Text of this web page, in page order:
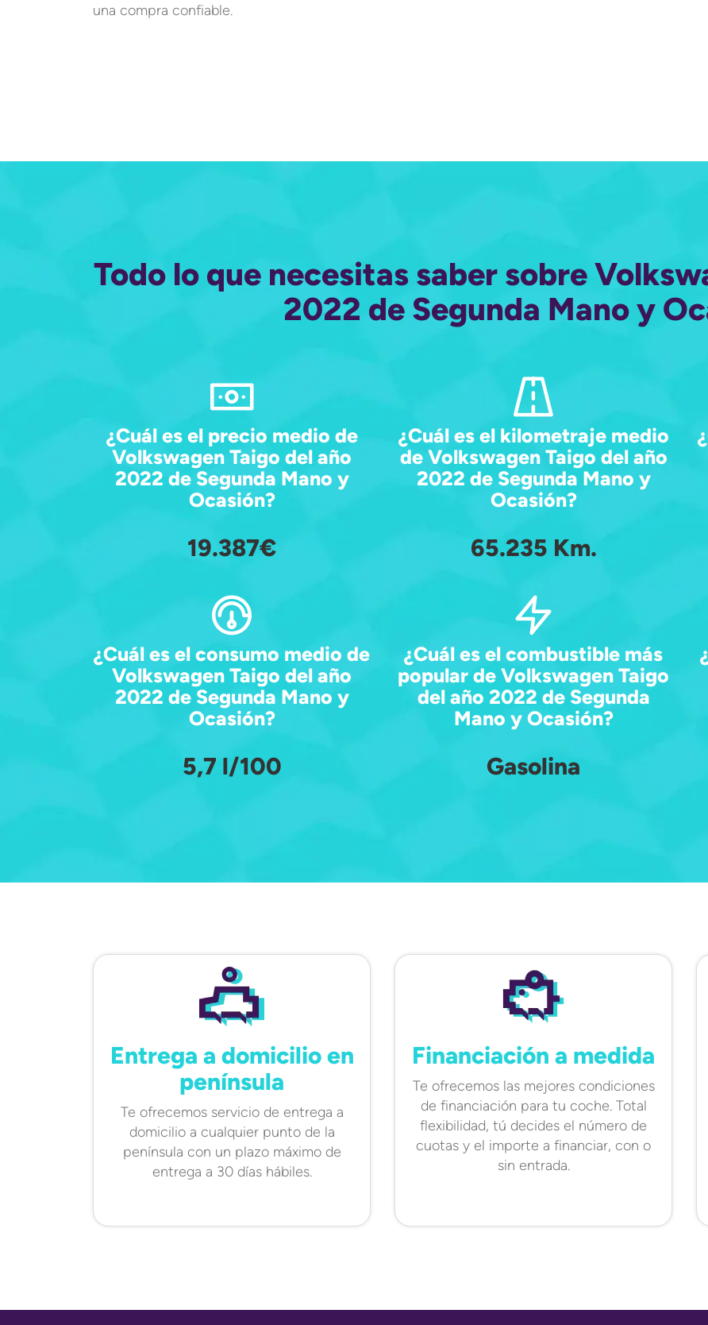
una compra confiable.
Todo lo que necesitas saber sobre
2022 de Segunda Mano y
¿Cuál es el precio medio de
Volkswagen Taigo del año
2022 de Segunda Mano y
Ocasión?
19.387€
¿Cuál es el kilometraje medio
de Volkswagen Taigo del año
2022 de Segunda Mano y
Ocasión?
65.235 Km.
¿Cuál es el consumo medio de
Volkswagen Taigo del año
2022 de Segunda Mano y
Ocasión?
5,7 l/100
¿Cuál es el combustible más
popular de Volkswagen Taigo
del año 2022 de Segunda
Mano y Ocasión?
Gasolina
Entrega a domicilio en
península
Te ofrecemos servicio de entrega a
domicilio a cualquier punto de la
península con un plazo máximo de
entrega a 30 días hábiles.
Financiación a medida
Te ofrecemos las mejores condiciones
de financiación para tu coche. Total
flexibilidad, tú decides el número de
cuotas y el importe a financiar, con o
sin entrada.